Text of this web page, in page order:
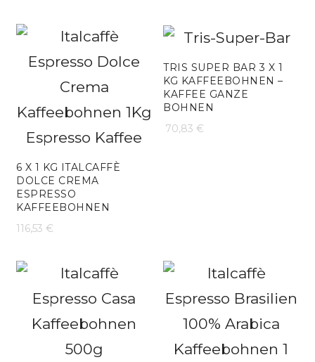
bis
189,59 €
6 X 1 KG ITALCAFFÈ
DOLCE CREMA
ESPRESSO
KAFFEEBOHNEN
116,53 €
TRIS SUPER BAR 3 X 1
KG KAFFEEBOHNEN –
KAFFEE GANZE
BOHNEN
70,83 €